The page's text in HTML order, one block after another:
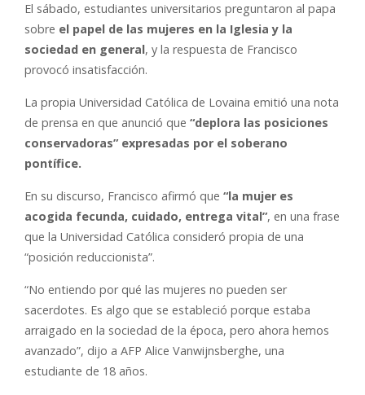
El sábado, estudiantes universitarios preguntaron al papa
sobre el papel de las mujeres en la Iglesia y la
sociedad en general, y la respuesta de Francisco
provocó insatisfacción.
La propia Universidad Católica de Lovaina emitió una nota
de prensa en que anunció que “deplora las posiciones
conservadoras” expresadas por el soberano
pontífice.
En su discurso, Francisco afirmó que “la mujer es
acogida fecunda, cuidado, entrega vital”, en una frase
que la Universidad Católica consideró propia de una
“posición reduccionista”.
“No entiendo por qué las mujeres no pueden ser
sacerdotes. Es algo que se estableció porque estaba
arraigado en la sociedad de la época, pero ahora hemos
avanzado”, dijo a AFP Alice Vanwijnsberghe, una
estudiante de 18 años.